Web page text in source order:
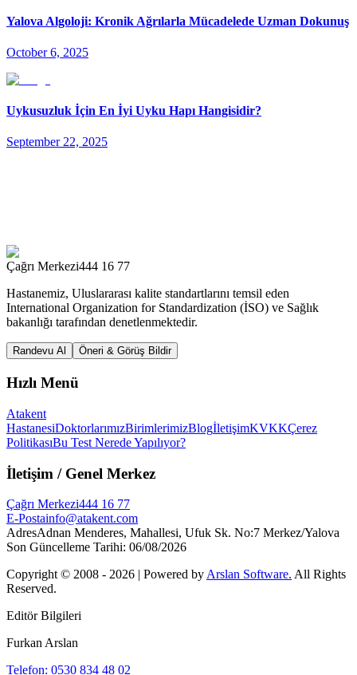
Yalova Algoloji: Kronik Ağrılarla Mücadelede Uzman Dokunuş
October 6, 2025
Uykusuzluk İçin En İyi Uyku Hapı Hangisidir?
September 22, 2025
Çağrı Merkezi444 16 77
Hastanemiz, Uluslararası kalite standartlarını temsil eden
International Organization for Standardization (İSO) ve Sağlık
bakanlığı tarafından denetlenmektedir.
Randevu Al Öneri & Görüş Bildir
Hızlı Menü
Atakent
HastanesiDoktorlarımızBirimlerimizBlogİletişimKVKKÇerez
PolitikasıBu Test Nerede Yapılıyor?
İletişim / Genel Merkez
Çağrı Merkezi444 16 77
E-Postainfo@atakent.com
AdresAdnan Menderes, Mahallesi, Ufuk Sk. No:7 Merkez/Yalova
Son Güncelleme Tarihi: 06/08/2026
Copyright © 2008 - 2026 | Powered by Arslan Software. All Rights
Reserved.
Editör Bilgileri
Furkan Arslan
Telefon: 0530 834 48 02